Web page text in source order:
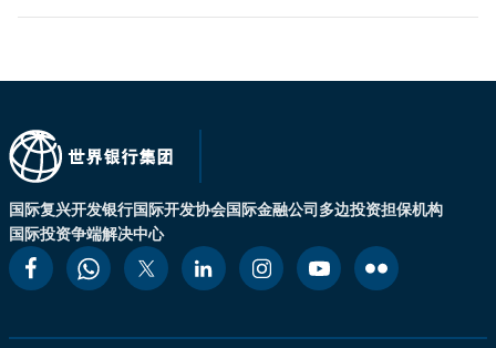
国际复兴开发银行国际开发协会国际金融公司多边投资担保机构
国际投资争端解决中心